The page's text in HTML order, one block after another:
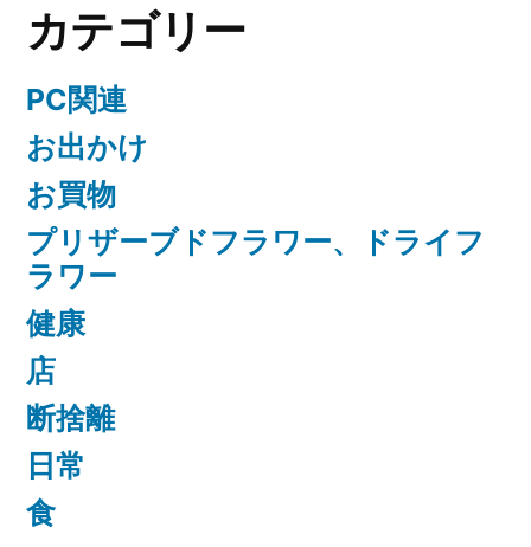
カテゴリー
PC関連
お出かけ
お買物
プリザーブドフラワー、ドライフ
ラワー
健康
店
断捨離
日常
食